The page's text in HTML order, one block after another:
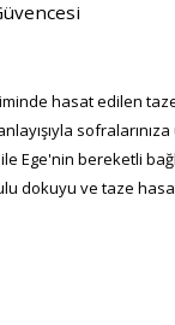
hasat edilen
sofralarınıza
Ege'nin bereketli
dokuyu ve taze